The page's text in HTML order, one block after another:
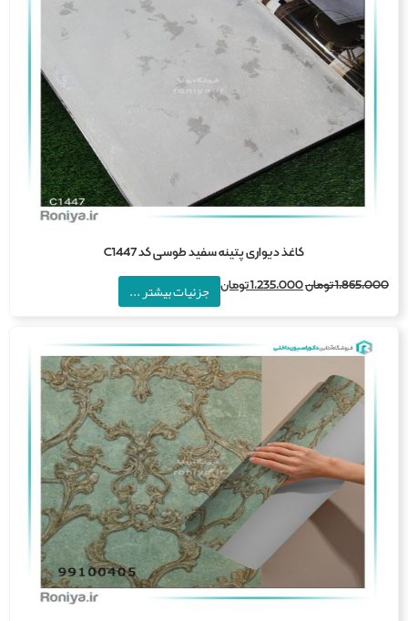
کاغذ دیواری پتینه سفید طوسی کد C1447
تومان1,235,000تومان جزئیات بیشتر ...